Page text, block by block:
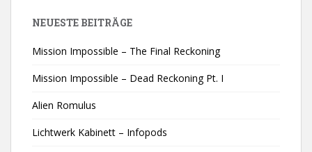
NEUESTE BEITRÄGE
Mission Impossible – The Final Reckoning
Mission Impossible – Dead Reckoning Pt. I
Alien Romulus
Lichtwerk Kabinett – Infopods